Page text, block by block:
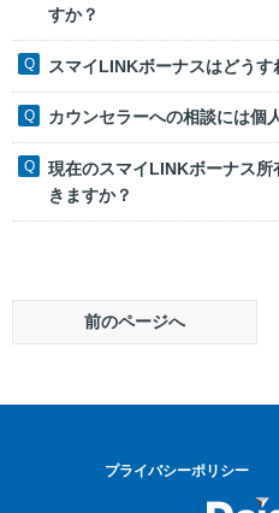
すか？
スマイLINKボーナスはどうす
カウンセラーへの相談には個
現在のスマイLINKボーナス
きますか？
前のページへ
プライバシーポリシー